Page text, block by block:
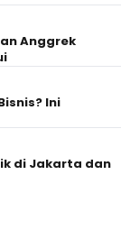
Anggrek
Ini
di Jakarta dan